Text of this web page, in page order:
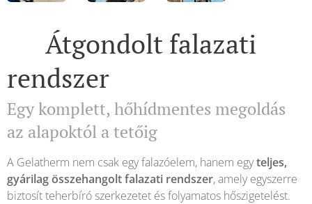
🧱 Átgondolt falazati
rendszer
Egy komplett, hőhídmentes megoldás
az alapoktól a tetőig
A Gelatherm nem csak egy falazóelem, hanem egyteljes,
gyárilag összehangolt falazati rendszer, amely egyszerre
biztosít teherbíró szerkezetet és folyamatos hőszigetelést.